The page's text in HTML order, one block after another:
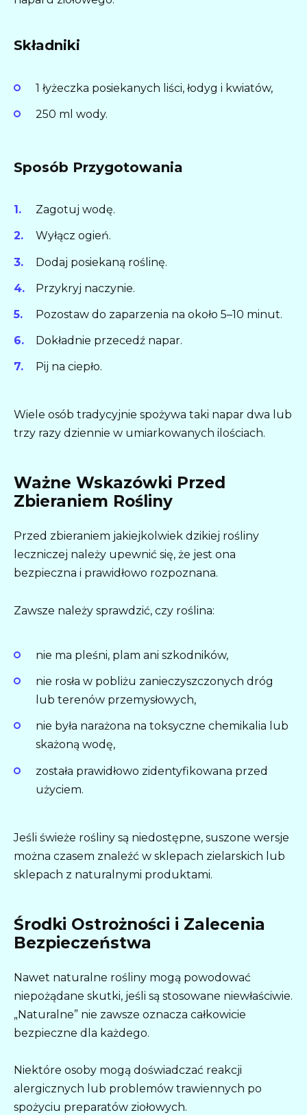
Składniki
1 łyżeczka posiekanych liści, łodyg i kwiatów,
250 ml wody.
Sposób Przygotowania
Zagotuj wodę.
Wyłącz ogień.
Dodaj posiekaną roślinę.
Przykryj naczynie.
Pozostaw do zaparzenia na około 5–10 minut.
Dokładnie przecedź napar.
Pij na ciepło.
Wiele osób tradycyjnie spożywa taki napar dwa lub
trzy razy dziennie w umiarkowanych ilościach.
Ważne Wskazówki Przed
Zbieraniem Rośliny
Przed zbieraniem jakiejkolwiek dzikiej rośliny
leczniczej należy upewnić się, że jest ona
bezpieczna i prawidłowo rozpoznana.
Zawsze należy sprawdzić, czy roślina:
nie ma pleśni, plam ani szkodników,
nie rosła w pobliżu zanieczyszczonych dróg
lub terenów przemysłowych,
nie była narażona na toksyczne chemikalia lub
skażoną wodę,
została prawidłowo zidentyfikowana przed
użyciem.
Jeśli świeże rośliny są niedostępne, suszone wersje
można czasem znaleźć w sklepach zielarskich lub
sklepach z naturalnymi produktami.
Środki Ostrożności i Zalecenia
Bezpieczeństwa
Nawet naturalne rośliny mogą powodować
niepożądane skutki, jeśli są stosowane niewłaściwie.
„Naturalne” nie zawsze oznacza całkowicie
bezpieczne dla każdego.
Niektóre osoby mogą doświadczać reakcji
alergicznych lub problemów trawiennych po
spożyciu preparatów ziołowych.